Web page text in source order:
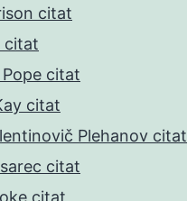
citat
citat
citat
citat
Plehanov citat
citat